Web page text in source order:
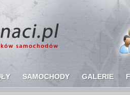
SAMOCHODY GALERIE